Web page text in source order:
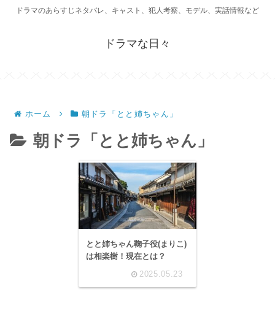
ドラマのあらすじネタバレ、キャスト、犯人考察、モデル、実話情報など
ドラマな日々
ホーム 朝ドラ「とと姉ちゃん」
朝ドラ「とと姉ちゃん」
とと姉ちゃん鞠子役(まりこ)
は相楽樹！現在とは？
2025.05.23